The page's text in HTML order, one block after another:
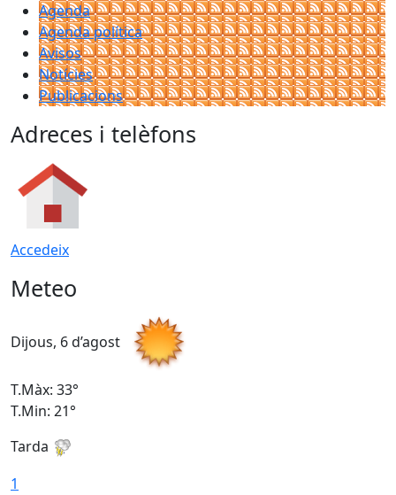
Agenda
Agenda política
Avisos
Notícies
Publicacions
Adreces i telèfons
Accedeix
Meteo
Dijous, 6 d’agost
T.Màx: 33°
T.Min: 21°
Tarda
1